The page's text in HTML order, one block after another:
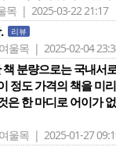
목 | 2025-03-22 21:17
리뷰
여울목 | 2025-02-04
분량으로는 국내서
정도 가격의 책을 미
은 한 마디로 어이가
여울목 | 2025-01-27